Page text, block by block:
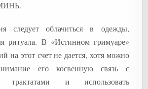
следует облачиться в одежды,
ритуала. В «Истинном гримуаре»
на этот счет не дается, хотя можно
его косвенную связь с
трактатами и использовать